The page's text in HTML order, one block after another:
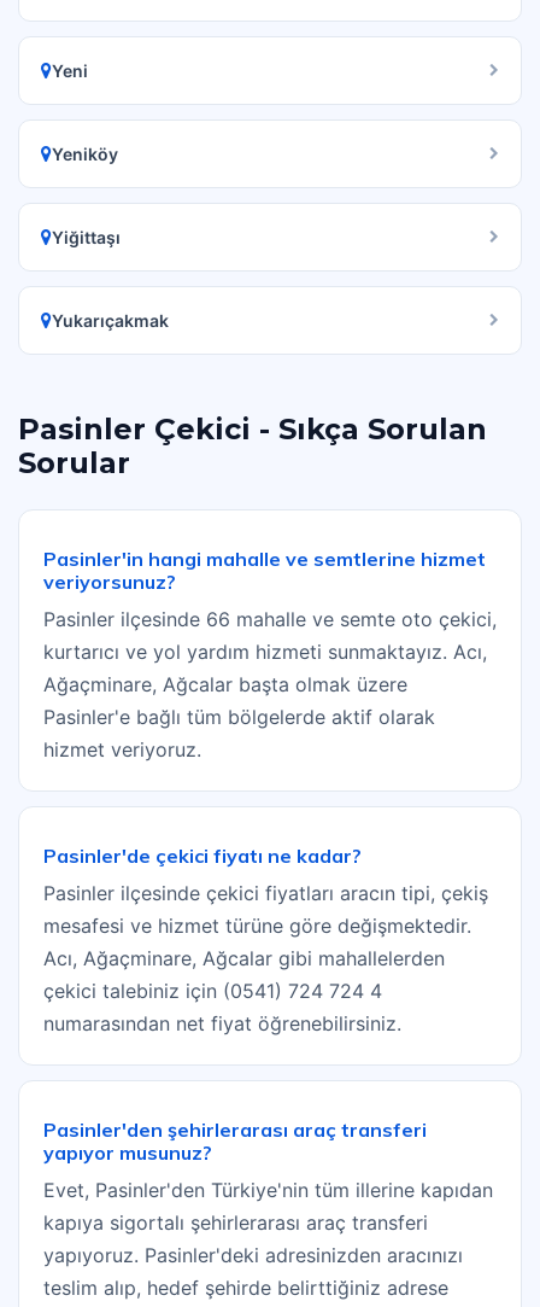
Yeni
Yeniköy
Yiğittaşı
Yukarıçakmak
Pasinler Çekici - Sıkça Sorulan
Sorular
Pasinler'in hangi mahalle ve semtlerine hizmet
veriyorsunuz?
Pasinler ilçesinde 66 mahalle ve semte oto çekici,
kurtarıcı ve yol yardım hizmeti sunmaktayız. Acı,
Ağaçminare, Ağcalar başta olmak üzere
Pasinler'e bağlı tüm bölgelerde aktif olarak
hizmet veriyoruz.
Pasinler'de çekici fiyatı ne kadar?
Pasinler ilçesinde çekici fiyatları aracın tipi, çekiş
mesafesi ve hizmet türüne göre değişmektedir.
Acı, Ağaçminare, Ağcalar gibi mahallelerden
çekici talebiniz için (0541) 724 724 4
numarasından net fiyat öğrenebilirsiniz.
Pasinler'den şehirlerarası araç transferi
yapıyor musunuz?
Evet, Pasinler'den Türkiye'nin tüm illerine kapıdan
kapıya sigortalı şehirlerarası araç transferi
yapıyoruz. Pasinler'deki adresinizden aracınızı
teslim alıp, hedef şehirde belirttiğiniz adrese